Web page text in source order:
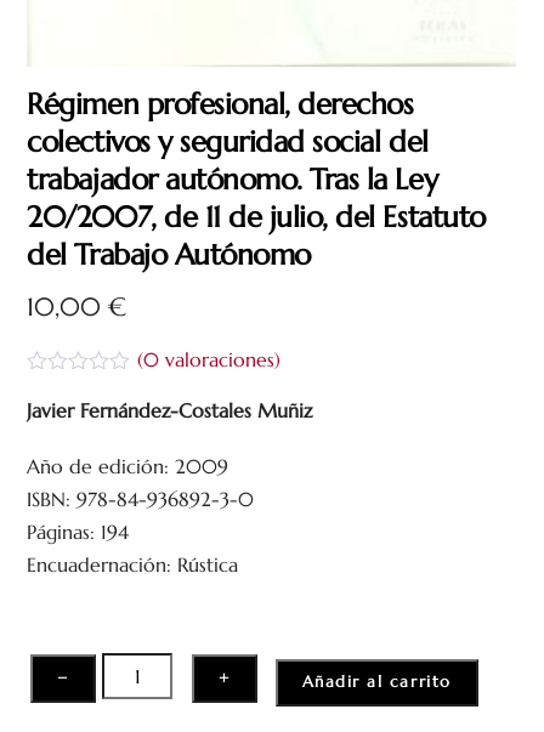
Régimen profesional, derechos
colectivos y seguridad social del
trabajador autónomo. Tras la Ley
20/2007, de 11 de julio, del Estatuto
del Trabajo Autónomo
10,00€
a
l
r
d
o
c
o
5
(0valoraciones)
Javier Fernández-Costales Muñiz
Año de edición: 2009
ISBN: 978-84-936892-3-0
Páginas: 194
Encuadernación: Rústica
−
Régimen
profesional,
+ Añadir al carrito